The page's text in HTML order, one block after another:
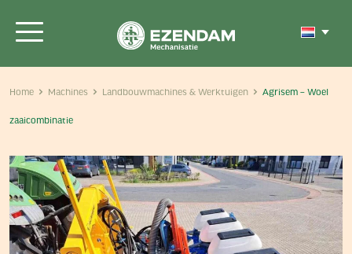
Home Machines Landbouwmachines & Werktuigen Agrisem – Woel
zaaicombinatie